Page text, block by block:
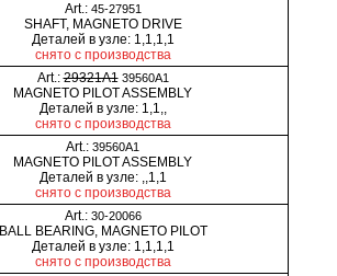
Art.: 45-27951
SHAFT, MAGNETO DRIVE
Деталей в узле: 1,1,1,1
снято с производства
Art.:29321A1 39560A1
MAGNETO PILOT ASSEMBLY
Деталей в узле: 1,1,,
снято с производства
Art.: 39560A1
MAGNETO PILOT ASSEMBLY
Деталей в узле: ,,1,1
снято с производства
Art.: 30-20066
BALL BEARING, MAGNETO PILOT
Деталей в узле: 1,1,1,1
снято с производства